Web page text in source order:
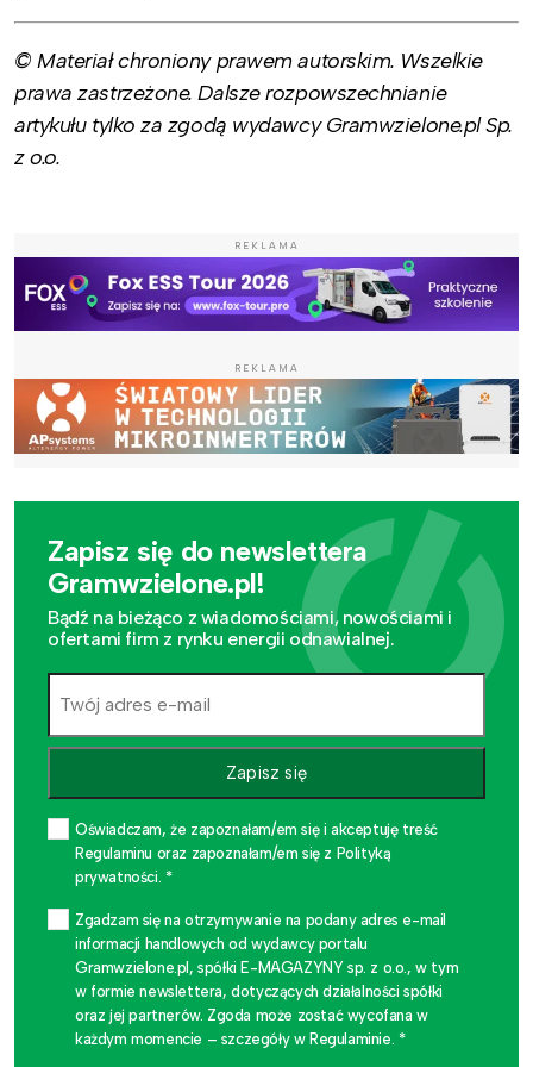
© Materiał chroniony prawem autorskim. Wszelkie
prawa zastrzeżone. Dalsze rozpowszechnianie
artykułu tylko za zgodą wydawcy Gramwzielone.pl Sp.
z o.o.
REKLAMA
REKLAMA
Zapisz się do newslettera
Gramwzielone.pl!
Bądź na bieżąco z wiadomościami, nowościami i
ofertami firm z rynku energii odnawialnej.
Zapisz się
Oświadczam, że zapoznałam/em się i akceptuję treść
Regulaminu oraz zapoznałam/em się z Polityką
prywatności. *
Zgadzam się na otrzymywanie na podany adres e-mail
informacji handlowych od wydawcy portalu
Gramwzielone.pl, spółki E-MAGAZYNY sp. z o.o., w tym
w formie newslettera, dotyczących działalności spółki
oraz jej partnerów. Zgoda może zostać wycofana w
każdym momencie – szczegóły w Regulaminie. *